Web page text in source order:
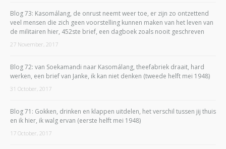
Blog 73: Kasomálang, de onrust neemt weer toe, er zijn zo ontzettend
veel mensen die zich geen voorstelling kunnen maken van het leven van
de militairen hier, 452ste brief, een dagboek zoals nooit geschreven
27 November, 2017
Blog 72: van Soekamandi naar Kasomálang, theefabriek draait, hard
werken, een brief van Janke, ik kan niet denken (tweede helft mei 1948)
31 October, 2017
Blog 71: Gokken, drinken en klappen uitdelen, het verschil tussen jij thuis
en ik hier, ik walg ervan (eerste helft mei 1948)
17 October, 2017